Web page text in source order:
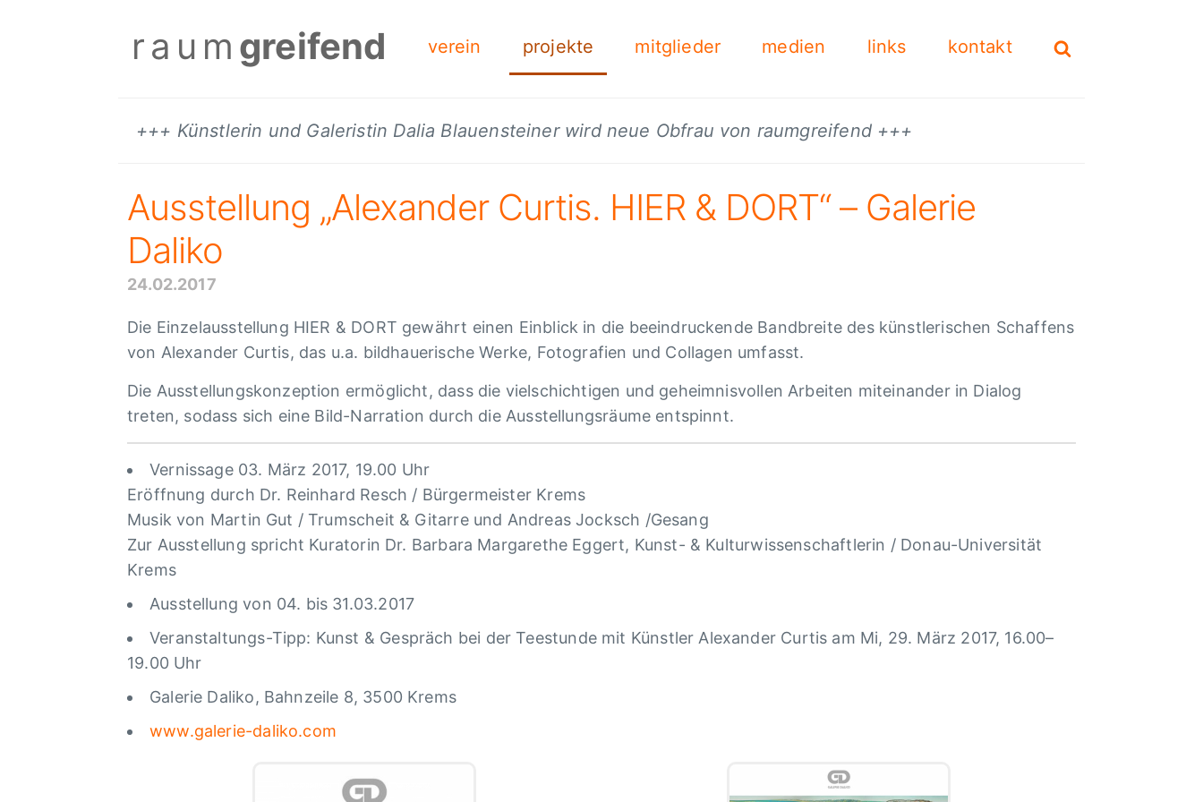
raum greifend verein projekte mitglieder medien links kontakt
+++ Künstlerin und Galeristin Dalia Blauensteiner wird neue Obfrau von raumgreifend +++
Ausstellung „Alexander Curtis. HIER & DORT“ – Galerie
Daliko
24.02.2017
Die Einzelausstellung HIER & DORT gewährt einen Einblick in die beeindruckende Bandbreite des künstlerischen Schaffens
von Alexander Curtis, das u.a. bildhauerische Werke, Fotografien und Collagen umfasst.
Die Ausstellungskonzeption ermöglicht, dass die vielschichtigen und geheimnisvollen Arbeiten miteinander in Dialog
treten, sodass sich eine Bild-Narration durch die Ausstellungsräume entspinnt.
Vernissage 03. März 2017, 19.00 Uhr
Eröffnung durch Dr. Reinhard Resch / Bürgermeister Krems
Musik von Martin Gut / Trumscheit & Gitarre und Andreas Jocksch /Gesang
Zur Ausstellung spricht Kuratorin Dr. Barbara Margarethe Eggert, Kunst- & Kulturwissenschaftlerin / Donau-Universität
Krems
Ausstellung von 04. bis 31.03.2017
Veranstaltungs-Tipp: Kunst & Gespräch bei der Teestunde mit Künstler Alexander Curtis am Mi, 29. März 2017, 16.00–
19.00 Uhr
Galerie Daliko, Bahnzeile 8, 3500 Krems
www.galerie-daliko.com